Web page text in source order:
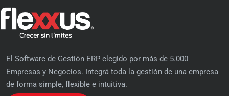
El Software de Gestión ERP elegido por más de 5.000
Empresas y Negocios. Integrá toda la gestión de una empresa
de forma simple, flexible e intuitiva.